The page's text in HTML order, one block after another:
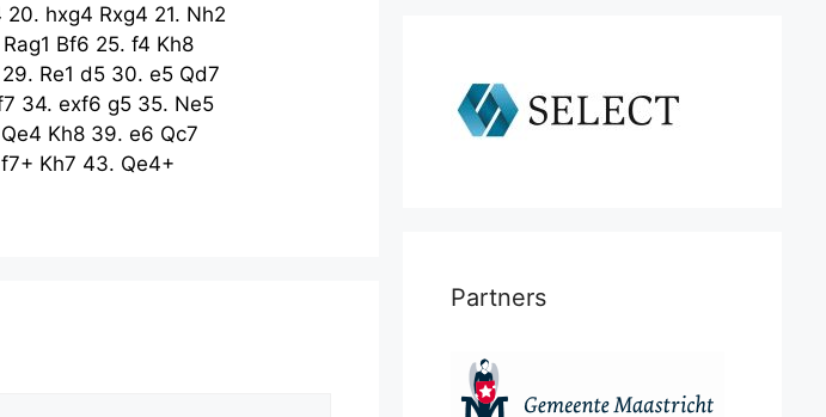
20. hxg4 Rxg4 21. Nh2
Rag1 Bf6 25. f4 Kh8
29. Re1 d5 30. e5 Qd7
34. exf6 g5 35. Ne5
Qe4 Kh8 39. e6 Qc7
f7+ Kh7 43. Qe4+
Partners